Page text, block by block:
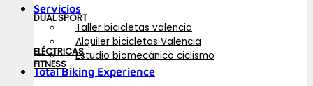
Servicios
Taller bicicletas valencia
Alquiler bicicletas Valencia
Estudio biomecánico ciclismo
Total Biking Experience
DUAL SPORT
ELÉCTRICAS
FITNESS